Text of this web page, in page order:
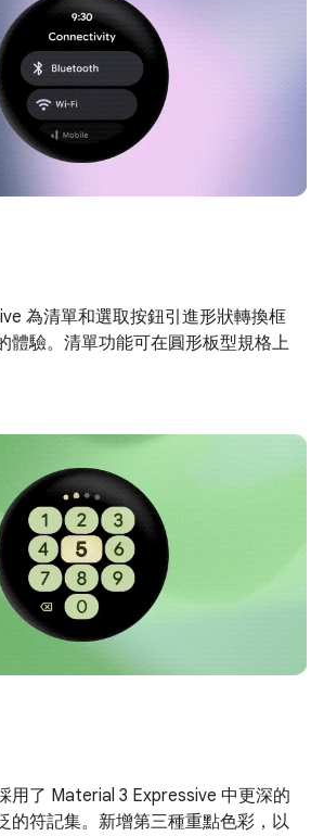
為清單和選取按鈕引進形狀轉換框
體驗。清單功能可在圓形板型規格上
用了 Material 3 Expressive 中更深的
的符記集。新增第三種重點色彩，以